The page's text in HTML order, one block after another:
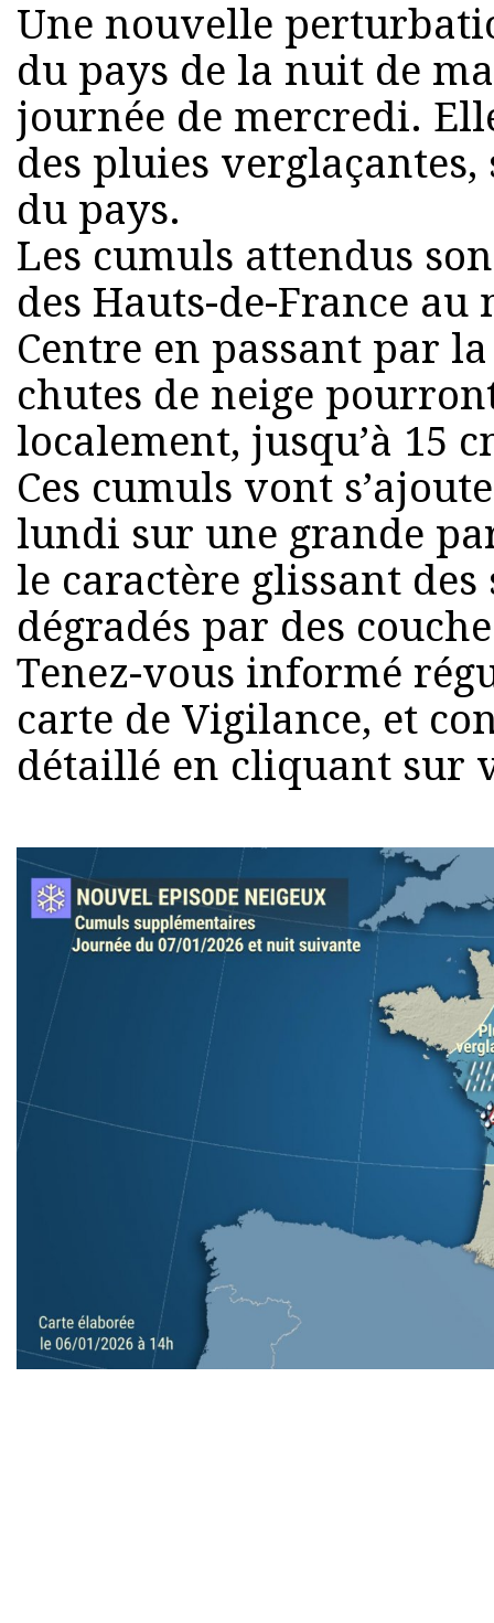
Une nouvelle
du pays de la nuit de
journée de mercredi.
des pluies
du pays.
Les cumuls attendus
des Hauts-de-France
Centre en passant par
chutes de neige
localement, jusqu’à 15
Ces cumuls vont
lundi sur une grande
le caractère glissant des
dégradés par des
Tenez-vous informé
carte de Vigilance, et
détaillé en cliquant sur